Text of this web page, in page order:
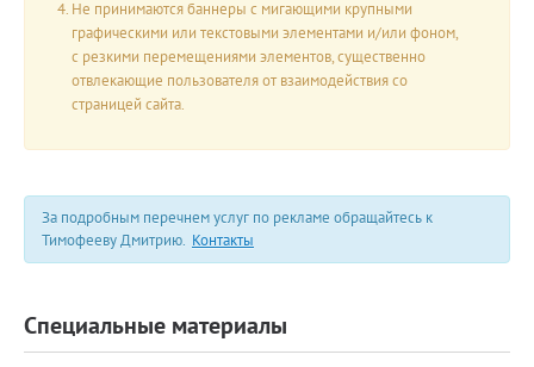
Не принимаются баннеры с мигающими крупными
графическими или текстовыми элементами и/или фоном,
с резкими перемещениями элементов, существенно
отвлекающие пользователя от взаимодействия со
страницей сайта.
За подробным перечнем услуг по рекламе обращайтесь к
Тимофееву Дмитрию. Контакты
Специальные материалы